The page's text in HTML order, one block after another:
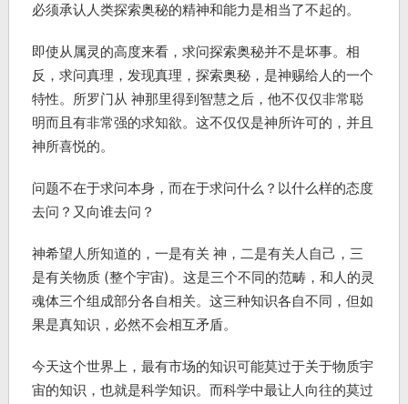
必须承认人类探索奥秘的精神和能力是相当了不起的。
即使从属灵的高度来看，求问探索奥秘并不是坏事。相
反，求问真理，发现真理，探索奥秘，是神赐给人的一个
特性。所罗门从 神那里得到智慧之后，他不仅仅非常聪
明而且有非常强的求知欲。这不仅仅是神所许可的，并且
神所喜悦的。
问题不在于求问本身，而在于求问什么？以什么样的态度
去问？又向谁去问？
神希望人所知道的，一是有关 神，二是有关人自己，三
是有关物质 (整个宇宙)。这是三个不同的范畴，和人的灵
魂体三个组成部分各自相关。这三种知识各自不同，但如
果是真知识，必然不会相互矛盾。
今天这个世界上，最有市场的知识可能莫过于关于物质宇
宙的知识，也就是科学知识。而科学中最让人向往的莫过